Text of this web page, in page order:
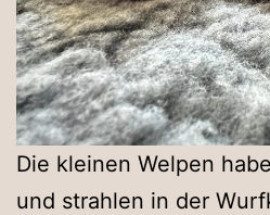
Die kleinen Welpen
und strahlen in der